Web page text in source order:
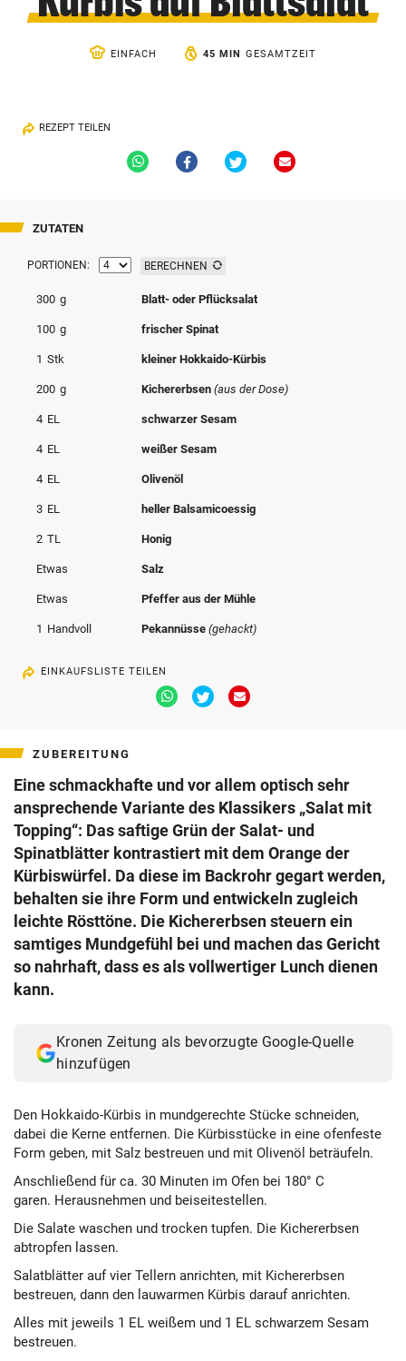
© Krone Multimedia GmbH & Co KG 2026
EINFACH 45 MIN GESAMTZEIT
REZEPT TEILEN
Via
Whatsapp
Via
Facebook
Via
Twitter
Via
Email
ZUTATEN
PORTIONEN: BERECHNEN
300 g Blatt- oder Pflücksalat
100 g frischer Spinat
1 Stk kleiner Hokkaido-Kürbis
200 g Kichererbsen(aus der Dose)
4 EL schwarzer Sesam
4 EL weißer Sesam
4 EL Olivenöl
3 EL heller Balsamicoessig
2 TL Honig
Etwas Salz
Etwas Pfeffer aus der Mühle
1 Handvoll Pekannüsse(gehackt)
EINKAUFSLISTE TEILEN
Via
Whatsapp
Via
Twitter
Via
ZUBEREITUNG
Eine schmackhafte und vor allem optisch sehr
ansprechende Variante des Klassikers „Salat mit
Topping“: Das saftige Grün der Salat- und
Spinatblätter kontrastiert mit dem Orange der
Kürbiswürfel. Da diese im Backrohr gegart werden,
behalten sie ihre Form und entwickeln zugleich
leichte Rösttöne. Die Kichererbsen steuern ein
samtiges Mundgefühl bei und machen das Gericht
so nahrhaft, dass es als vollwertiger Lunch dienen
kann.
Kronen Zeitung als bevorzugte Google-Quelle
hinzufügen
Den Hokkaido-Kürbis in mundgerechte Stücke schneiden,
dabei die Kerne entfernen. Die Kürbisstücke in eine ofenfeste
Form geben, mit Salz bestreuen und mit Olivenöl beträufeln.
Anschließend für ca. 30 Minuten im Ofen bei 180° C
garen. Herausnehmen und beiseitestellen.
Die Salate waschen und trocken tupfen. Die Kichererbsen
abtropfen lassen.
Salatblätter auf vier Tellern anrichten, mit Kichererbsen
bestreuen, dann den lauwarmen Kürbis darauf anrichten.
Alles mit jeweils 1 EL weißem und 1 EL schwarzem Sesam
bestreuen.